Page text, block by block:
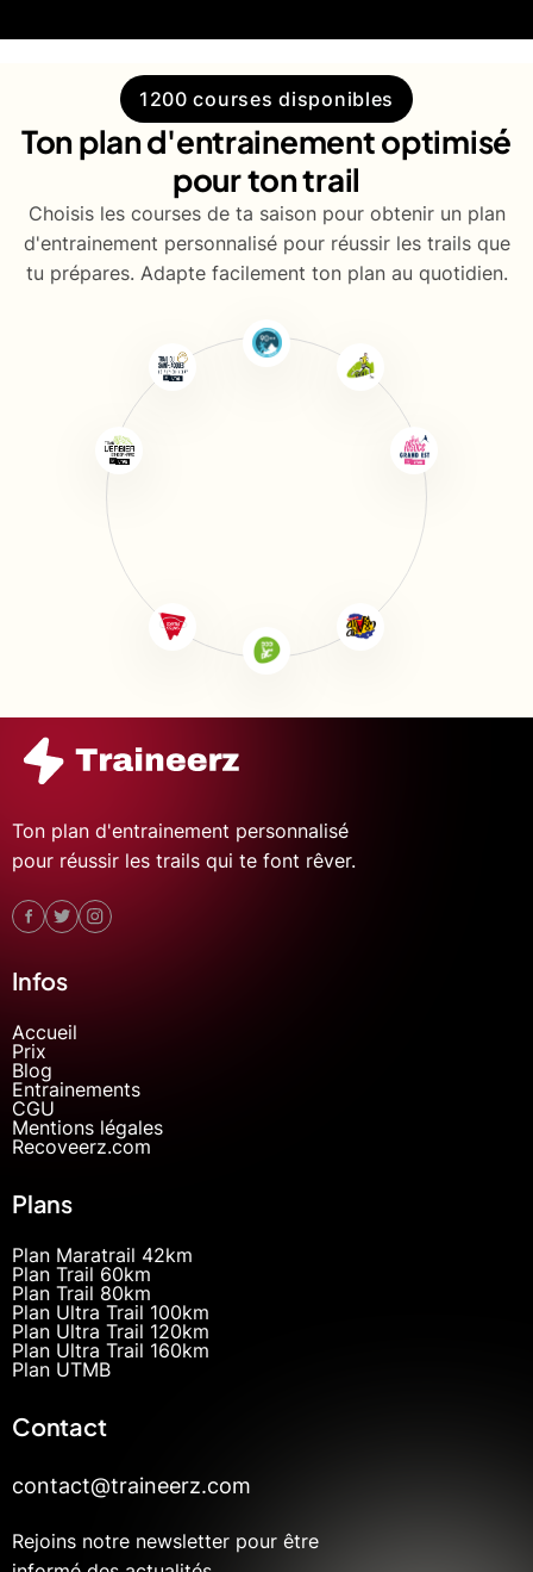
1200 courses disponibles
Ton plan d'entrainement optimisé
pour ton trail
Choisis les courses de ta saison pour obtenir un plan
d'entrainement personnalisé pour réussir les trails que
tu prépares. Adapte facilement ton plan au quotidien.
Ton plan d'entrainement personnalisé
pour réussir les trails qui te font rêver.
Infos
Accueil
Prix
Blog
Entrainements
CGU
Mentions légales
Recoveerz.com
Plans
Plan Maratrail 42km
Plan Trail 60km
Plan Trail 80km
Plan Ultra Trail 100km
Plan Ultra Trail 120km
Plan Ultra Trail 160km
Plan UTMB
Contact
contact@traineerz.com
Rejoins notre newsletter pour être